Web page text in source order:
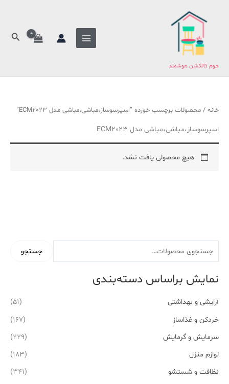
هوم کالکشن هوشمند
ب
:
جستجو
نمایش براساس دسته‌بندی
آرایشی و بهداشتی
(51)
خردکن و غذاساز
(167)
سرمایش و گرمایش
(229)
لوازم منزل
(183)
نظافت و شستشو
(341)
خانه / محصولات برچسب خورده “اسپرسوساز،مباشی،مباشی مدل ECM2023”
اسپرسوساز،مباشی،مباشی مدل ECM2023
هیچ محصولی یافت نشد.